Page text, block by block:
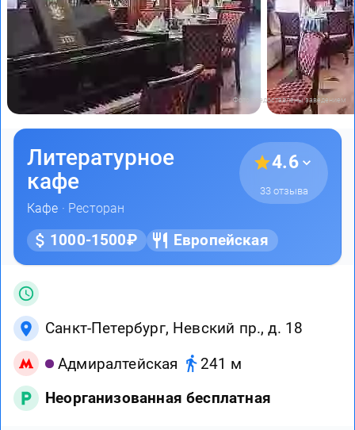
Фото предоставлены заведением
Литературное
кафе
Кафе · Ресторан
4.6
33 отзыва
1000-1500₽ Европейская
Санкт-Петербург, Невский пр., д. 18
Адмиралтейская
241 м
Неорганизованная бесплатная